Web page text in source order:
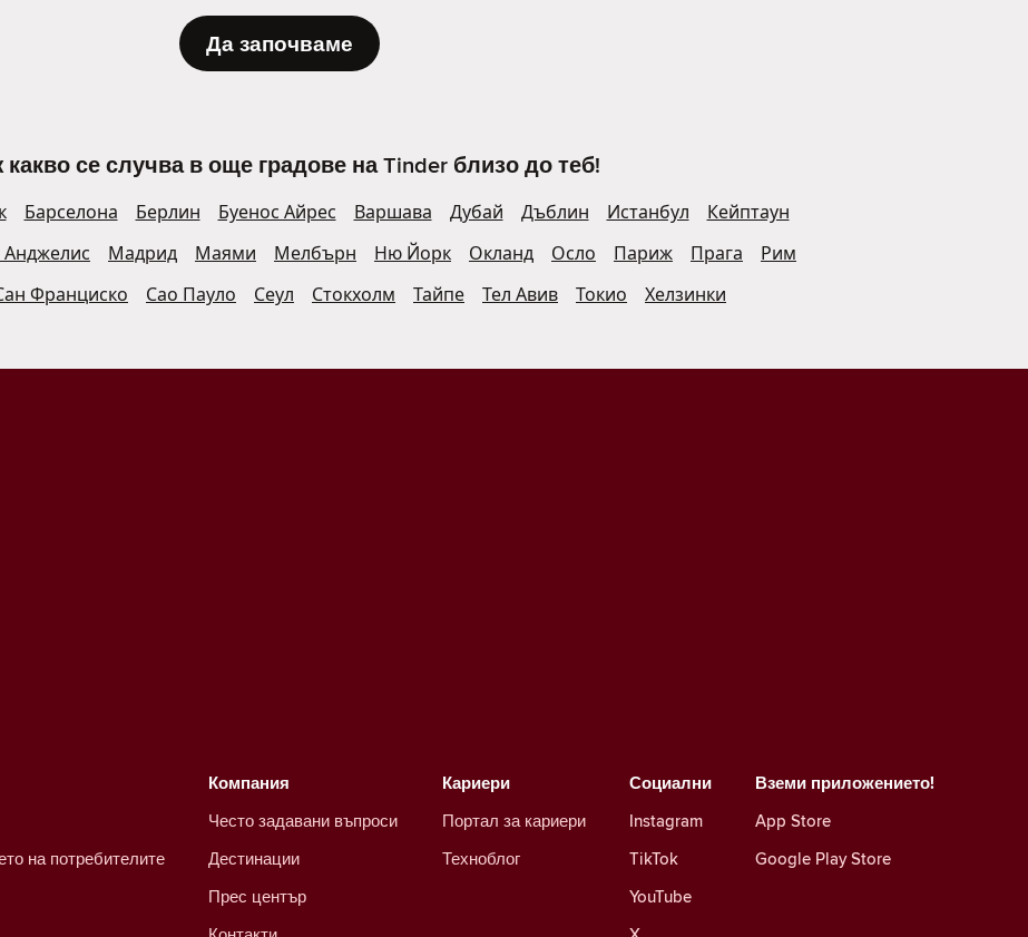
Да започваме
се случва в още градове на Tinder близо до теб!
Барселона Берлин Буенос Айрес Варшава Дубай Дъблин Истанбул
Кейптаун
Анджелис Мадрид Маями Мелбърн Ню Йорк Окланд Осло Париж Прага
Рим
Франциско Сао Пауло Сеул Стокхолм Тайпе Тел Авив Токио Хелзинки
Социални
Instagram
TikTok
YouTube
на потребителите
Кариери
Портал за кариери
Техноблог
Компания
Често задавани въпроси
Дестинации
Прес център
Вземи приложението!
App Store
Google Play Store